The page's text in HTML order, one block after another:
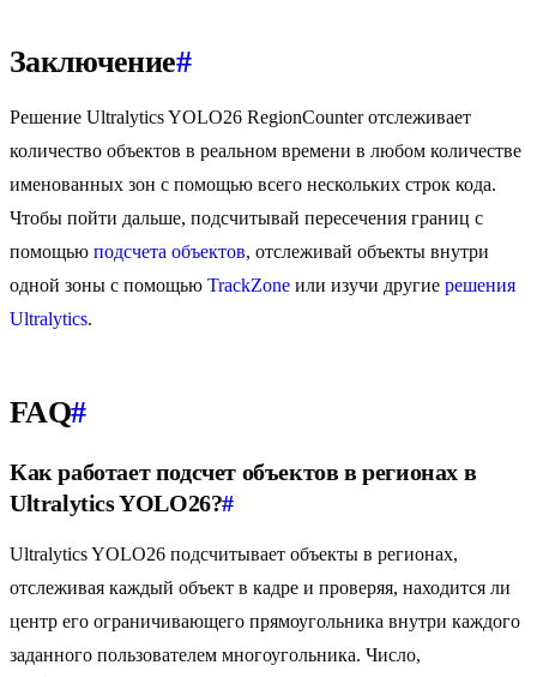
Заключение#
Решение Ultralytics YOLO26 RegionCounter отслеживает
количество объектов в реальном времени в любом количестве
именованных зон с помощью всего нескольких строк кода.
Чтобы пойти дальше, подсчитывай пересечения границ с
помощью подсчета объектов, отслеживай объекты внутри
одной зоны с помощью TrackZone или изучи другие решения
Ultralytics.
FAQ#
Как работает подсчет объектов в регионах в
Ultralytics YOLO26?#
Ultralytics YOLO26 подсчитывает объекты в регионах,
отслеживая каждый объект в кадре и проверяя, находится ли
центр его ограничивающего прямоугольника внутри каждого
заданного пользователем многоугольника. Число,